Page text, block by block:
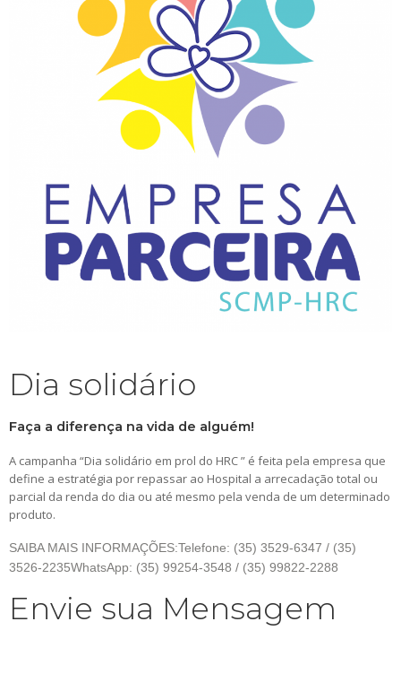
Dia solidário
Faça a diferença na vida de alguém!
A campanha “Dia solidário em prol do HRC ” é feita pela empresa que
define a estratégia por repassar ao Hospital a arrecadação total ou
parcial da renda do dia ou até mesmo pela venda de um determinado
produto.
SAIBA MAIS INFORMAÇÕES:Telefone: (35) 3529-6347 / (35)
3526-2235WhatsApp: (35) 99254-3548 / (35) 99822-2288
Envie sua Mensagem